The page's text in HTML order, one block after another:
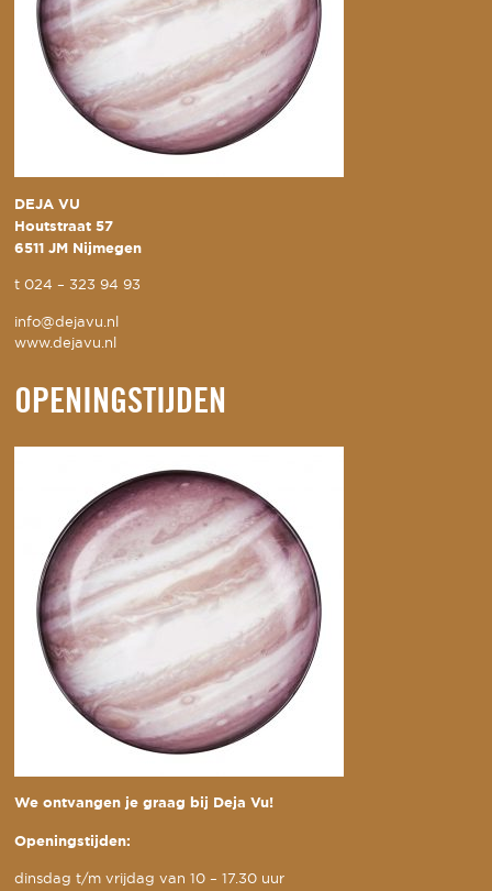
DEJA VU
Houtstraat 57
6511 JM Nijmegen
t024 – 323 94 93
info@dejavu.nl
www.dejavu.nl
OPENINGSTIJDEN
We ontvangen je graag bij Deja Vu!
Openingstijden:
dinsdag t/m vrijdag van 10 – 17.30 uur